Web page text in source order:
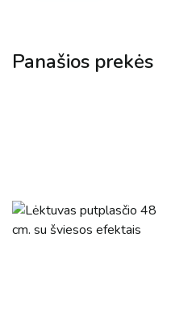
Panašios prekės